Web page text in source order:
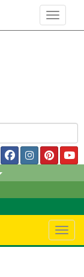
Toggle
Toggle